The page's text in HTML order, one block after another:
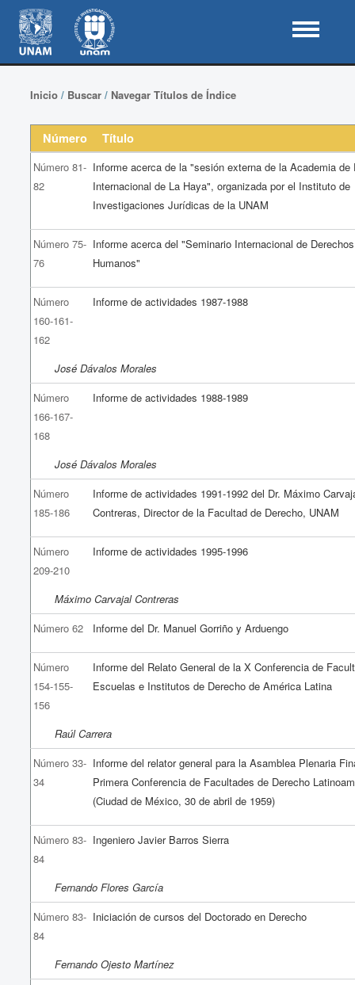
Inicio/ Buscar/ Navegar Títulos de Índice
Número Título
Número 81-
82
Informe acerca de la "sesión externa de la Academia de
Internacional de La Haya", organizada por el Instituto de
Investigaciones Jurídicas de la UNAM
Número 75-
76
Informe acerca del "Seminario Internacional de Derechos
Humanos"
Número
160-161-
162
Informe de actividades 1987-1988
José Dávalos Morales
Número
166-167-
168
Informe de actividades 1988-1989
José Dávalos Morales
Número
185-186
Informe de actividades 1991-1992 del Dr. Máximo
Contreras, Director de la Facultad de Derecho, UNAM
Número
209-210
Informe de actividades 1995-1996
Máximo Carvajal Contreras
Número 62
Informe del Dr. Manuel Gorriño y Arduengo
Número
154-155-
156
Informe del Relato General de la X Conferencia de
Escuelas e Institutos de Derecho de América Latina
Raúl Carrera
Número 33-
34
Informe del relator general para la Asamblea Plenaria
Primera Conferencia de Facultades de Derecho
(Ciudad de México, 30 de abril de 1959)
Número 83-
84
Ingeniero Javier Barros Sierra
Fernando Flores García
Número 83-
84
Iniciación de cursos del Doctorado en Derecho
Fernando Ojesto Martínez